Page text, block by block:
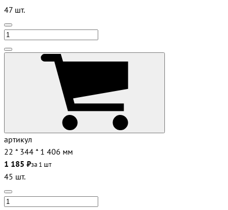
47 шт.
артикул
22 * 344 * 1 406 мм
1 185 ₽за 1 шт
45 шт.